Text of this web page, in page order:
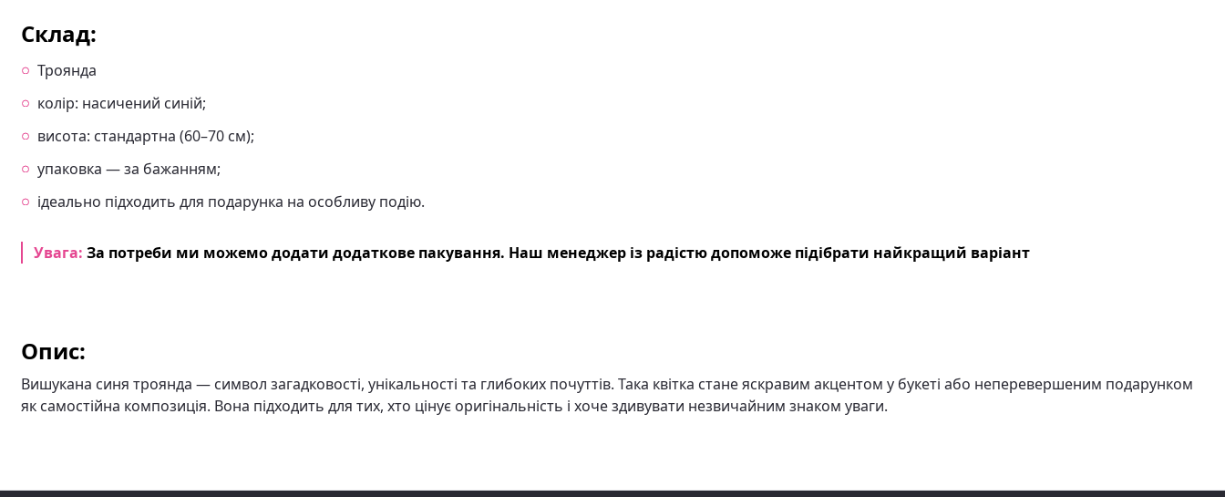
Склад:
Троянда
колір: насичений синій;
висота: стандартна (60–70 см);
упаковка — за бажанням;
ідеально підходить для подарунка на особливу подію.
Увага: За потреби ми можемо додати додаткове пакування. Наш менеджер із радістю допоможе підібрати найкращий варіант
Опис:
Вишукана синя троянда — символ загадковості, унікальності та глибоких почуттів. Така квітка стане яскравим акцентом у букеті або неперевершеним подарунком
як самостійна композиція. Вона підходить для тих, хто цінує оригінальність і хоче здивувати незвичайним знаком уваги.